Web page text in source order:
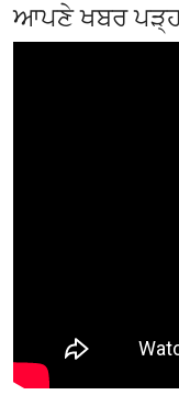
ਆਪਣੇ ਖਬਰ